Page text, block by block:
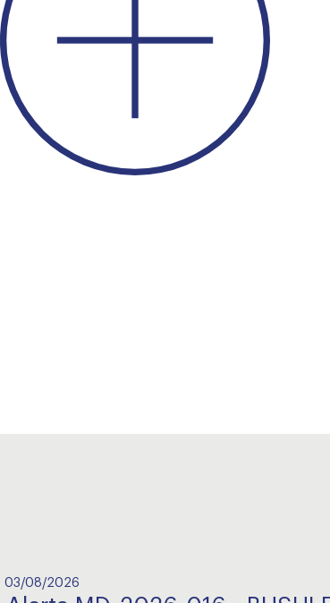
03/08/2026